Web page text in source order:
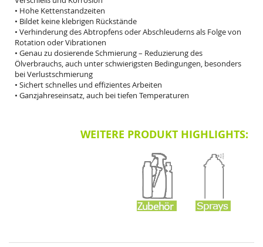
• Hohe Kettenstandzeiten
• Bildet keine klebrigen Rückstände
• Verhinderung des Abtropfens oder Abschleuderns als Folge von
Rotation oder Vibrationen
• Genau zu dosierende Schmierung – Reduzierung des
Ölverbrauchs, auch unter schwierigsten Bedingungen, besonders
bei Verlustschmierung
• Sichert schnelles und effizientes Arbeiten
• Ganzjahreseinsatz, auch bei tiefen Temperaturen
WEITERE PRODUKT HIGHLIGHTS: